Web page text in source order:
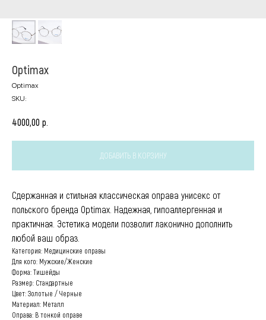
Optimax
Optimax
SKU:
4000,00 р.
ДОБАВИТЬ В КОРЗИНУ
Сдержанная и стильная классическая оправа унисекс от
польского бренда Optimax. Надежная, гипоаллергенная и
практичная. Эстетика модели позволит лаконично дополнить
любой ваш образ.
Категория: Медицинские оправы
Для кого: Мужские/Женские
Форма: Тишейды
Размер: Стандартные
Цвет: Золотые / Черные
Материал: Металл
Оправа: В тонкой оправе